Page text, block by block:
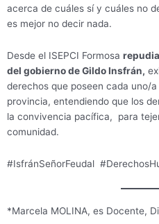
acerca de cuáles sí y cuáles no
es mejor no decir nada.
Desde el ISEPCI Formosa
del gobierno de Gildo Insfrán,
derechos que poseen cada uno/
provincia, entendiendo que los
la convivencia pacífica, para
comunidad.
#IsfránSeñorFeudal
*Marcela MOLINA, es Docente,